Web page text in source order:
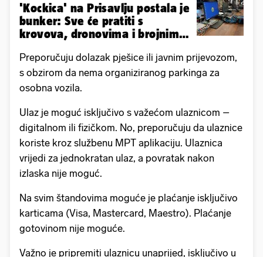
'Kockica' na Prisavlju postala je
bunker: Sve će pratiti s
krovova, dronovima i brojnim
Preporučuju dolazak pješice ili javnim prijevozom,
s obzirom da nema organiziranog parkinga za
osobna vozila.
Ulaz je moguć isključivo s važećom ulaznicom –
digitalnom ili fizičkom. No, preporučuju da ulaznice
koriste kroz službenu MPT aplikaciju. Ulaznica
vrijedi za jednokratan ulaz, a povratak nakon
izlaska nije moguć.
Na svim štandovima moguće je plaćanje isključivo
karticama (Visa, Mastercard, Maestro). Plaćanje
gotovinom nije moguće.
Važno je pripremiti ulaznicu unaprijed, isključivo u